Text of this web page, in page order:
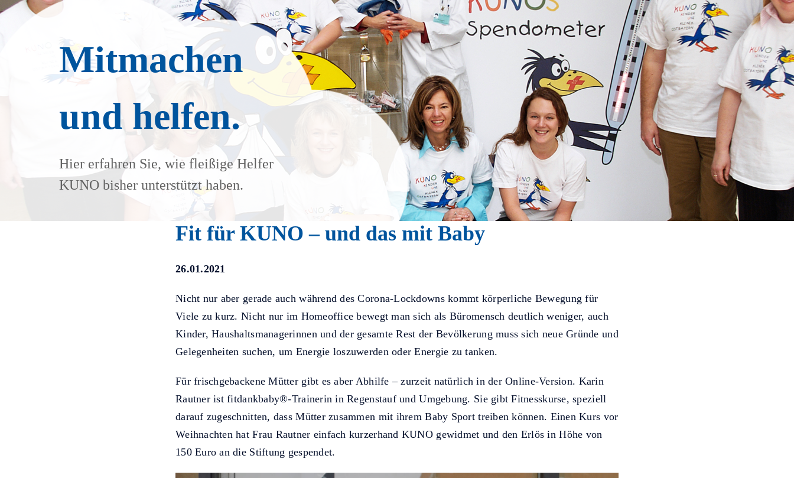
Mitmachen
und helfen.
Hier erfahren Sie, wie fleißige Helfer
KUNO bisher unterstützt haben.
Fit für KUNO – und das mit Baby
26.01.2021
Nicht nur aber gerade auch während des Corona-Lockdowns kommt körperliche Bewegung für
Viele zu kurz. Nicht nur im Homeoffice bewegt man sich als Büromensch deutlich weniger, auch
Kinder, Haushaltsmanagerinnen und der gesamte Rest der Bevölkerung muss sich neue Gründe und
Gelegenheiten suchen, um Energie loszuwerden oder Energie zu tanken.
Für frischgebackene Mütter gibt es aber Abhilfe – zurzeit natürlich in der Online-Version. Karin
Rautner ist fitdankbaby®-Trainerin in Regenstauf und Umgebung. Sie gibt Fitnesskurse, speziell
darauf zugeschnitten, dass Mütter zusammen mit ihrem Baby Sport treiben können. Einen Kurs vor
Weihnachten hat Frau Rautner einfach kurzerhand KUNO gewidmet und den Erlös in Höhe von
150 Euro an die Stiftung gespendet.